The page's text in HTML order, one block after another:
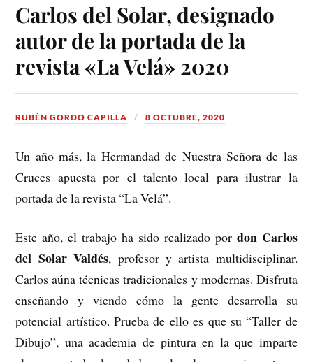
Carlos del Solar, designado
autor de la portada de la
revista «La Velá» 2020
RUBÉN GORDO CAPILLA 8 OCTUBRE, 2020
Un año más, la Hermandad de Nuestra Señora de las
Cruces apuesta por el talento local para ilustrar la
portada de la revista “La Velá”.
Este año, el trabajo ha sido realizado por don Carlos
del Solar Valdés, profesor y artista multidisciplinar.
Carlos aúna técnicas tradicionales y modernas. Disfruta
enseñando y viendo cómo la gente desarrolla su
potencial artístico. Prueba de ello es que su “Taller de
Dibujo”, una academia de pintura en la que imparte